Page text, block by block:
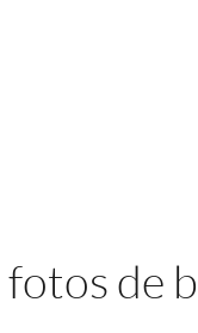
de